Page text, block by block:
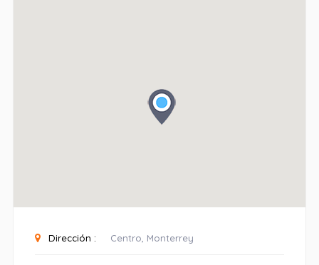
Dirección : Centro, Monterrey